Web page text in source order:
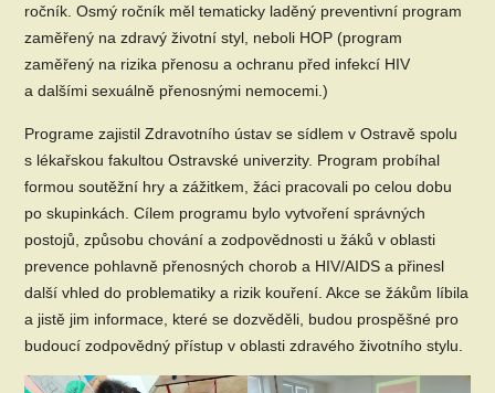
ročník. Osmý ročník měl tematicky laděný preventivní program
zaměřený na zdravý životní styl, neboli HOP (program
zaměřený na rizika přenosu a ochranu před infekcí HIV
a dalšími sexuálně přenosnými nemocemi.)
Programe zajistil Zdravotního ústav se sídlem v Ostravě spolu
s lékařskou fakultou Ostravské univerzity. Program probíhal
formou soutěžní hry a zážitkem, žáci pracovali po celou dobu
po skupinkách. Cílem programu bylo vytvoření správných
postojů, způsobu chování a zodpovědnosti u žáků v oblasti
prevence pohlavně přenosných chorob a HIV/AIDS a přinesl
další vhled do problematiky a rizik kouření. Akce se žákům líbila
a jistě jim informace, které se dozvěděli, budou prospěšné pro
budoucí zodpovědný přístup v oblasti zdravého životního stylu.